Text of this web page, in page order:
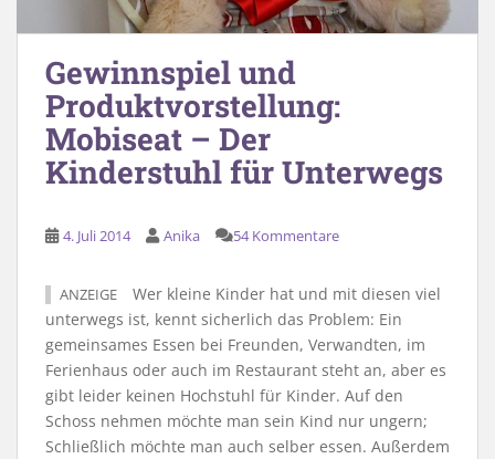
Gewinnspiel und
Produktvorstellung:
Mobiseat – Der
Kinderstuhl für Unterwegs
4. Juli 2014 Anika 54 Kommentare
ANZEIGE
Wer kleine Kinder hat und mit diesen viel
unterwegs ist, kennt sicherlich das Problem: Ein
gemeinsames Essen bei Freunden, Verwandten, im
Ferienhaus oder auch im Restaurant steht an, aber es
gibt leider keinen Hochstuhl für Kinder. Auf den
Schoss nehmen möchte man sein Kind nur ungern;
Schließlich möchte man auch selber essen. Außerdem